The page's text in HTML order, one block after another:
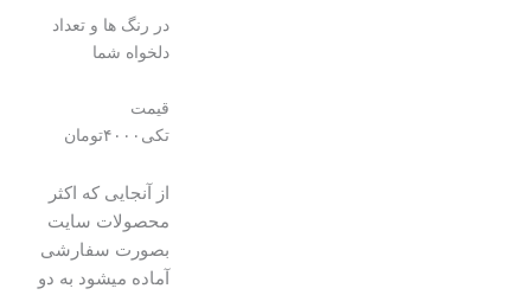
بود.
در رنگ ها و تعداد
دلخواه شما
قیمت
تکی۴۰۰۰تومان
از آنجایی که اکثر
محصولات سایت
بصورت سفارشی
آماده میشود به دو